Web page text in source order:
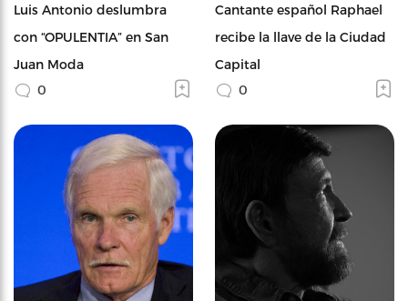
Luis Antonio deslumbra
con “OPULENTIA” en San
Juan Moda
0
Cantante español Raphael
recibe la llave de la Ciudad
Capital
0